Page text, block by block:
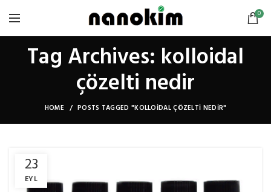
0
Tag Archives: kolloidal
çözelti nedir
HOME POSTS TAGGED "KOLLOIDAL ÇÖZELTI NEDIR"
23
EYL